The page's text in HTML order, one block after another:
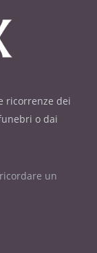
ricorrenze dei
o dai
un